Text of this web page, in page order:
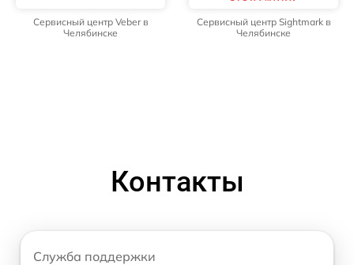
Сервисный центр Veber в
Челябинске
Сервисный центр Sightmark в
Челябинске
Контакты
Служба поддержки